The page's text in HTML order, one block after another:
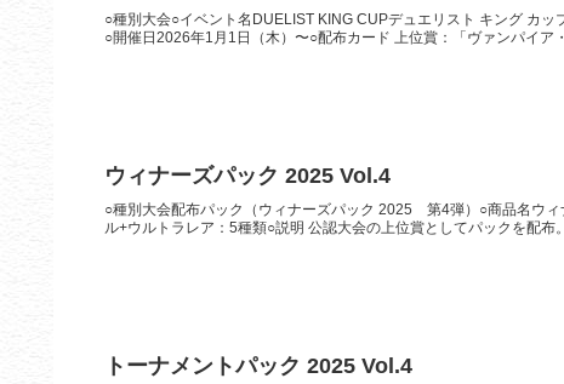
○種別大会○イベント名DUELIST KING CUPデュエリスト キング カ
○開催日2026年1月1日（木）〜○配布カード 上位賞：「ヴァンパイア
ウィナーズパック 2025 Vol.4
○種別大会配布パック（ウィナーズパック 2025 第4弾）○商品名ウ
ル+ウルトラレア：5種類○説明 公認大会の上位賞としてパックを配布
トーナメントパック 2025 Vol.4